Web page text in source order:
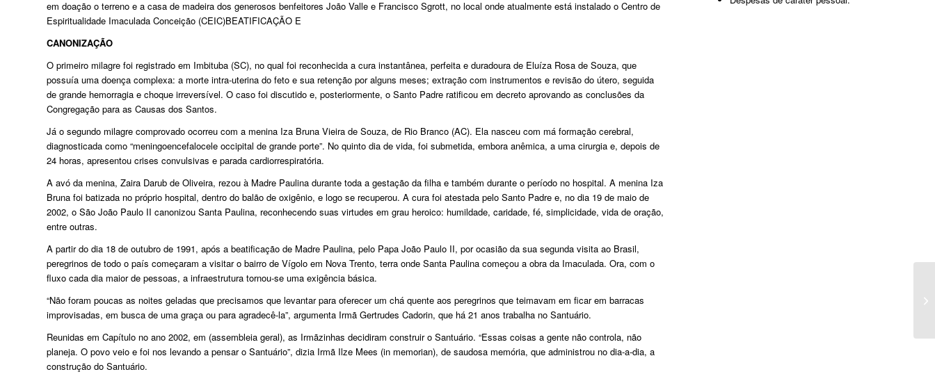
em doação o terreno e a casa de madeira dos generosos benfeitores João Valle e Francisco Sgrott, no local onde atualmente está instalado o Centro de
Espiritualidade Imaculada Conceição (CEIC)BEATIFICAÇÃO E
CANONIZAÇÃO
O primeiro milagre foi registrado em Imbituba (SC), no qual foi reconhecida a cura instantânea, perfeita e duradoura de Eluíza Rosa de Souza, que
possuía uma doença complexa: a morte intra-uterina do feto e sua retenção por alguns meses; extração com instrumentos e revisão do útero, seguida
de grande hemorragia e choque irreversível. O caso foi discutido e, posteriormente, o Santo Padre ratificou em decreto aprovando as conclusões da
Congregação para as Causas dos Santos.
Já o segundo milagre comprovado ocorreu com a menina Iza Bruna Vieira de Souza, de Rio Branco (AC). Ela nasceu com má formação cerebral,
diagnosticada como “meningoencefalocele occipital de grande porte”. No quinto dia de vida, foi submetida, embora anêmica, a uma cirurgia e, depois de
24 horas, apresentou crises convulsivas e parada cardiorrespiratória.
A avó da menina, Zaira Darub de Oliveira, rezou à Madre Paulina durante toda a gestação da filha e também durante o período no hospital. A menina Iza
Bruna foi batizada no próprio hospital, dentro do balão de oxigênio, e logo se recuperou. A cura foi atestada pelo Santo Padre e, no dia 19 de maio de
2002, o São João Paulo II canonizou Santa Paulina, reconhecendo suas virtudes em grau heroico: humildade, caridade, fé, simplicidade, vida de oração,
entre outras.
A partir do dia 18 de outubro de 1991, após a beatificação de Madre Paulina, pelo Papa João Paulo II, por ocasião da sua segunda visita ao Brasil,
peregrinos de todo o país começaram a visitar o bairro de Vígolo em Nova Trento, terra onde Santa Paulina começou a obra da Imaculada. Ora, com o
fluxo cada dia maior de pessoas, a infraestrutura tornou-se uma exigência básica.
“Não foram poucas as noites geladas que precisamos que levantar para oferecer um chá quente aos peregrinos que teimavam em ficar em barracas
improvisadas, em busca de uma graça ou para agradecê-la”, argumenta Irmã Gertrudes Cadorin, que há 21 anos trabalha no Santuário.
Reunidas em Capítulo no ano 2002, em (assembleia geral), as Irmãzinhas decidiram construir o Santuário. “Essas coisas a gente não controla, não
planeja. O povo veio e foi nos levando a pensar o Santuário”, dizia Irmã Ilze Mees (in memorian), de saudosa memória, que administrou no dia-a-dia, a
construção do Santuário.